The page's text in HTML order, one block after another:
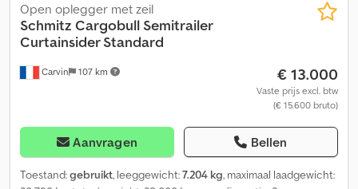
Carvin 107 km
Open oplegger met zeil
Schmitz Cargobull Semitrailer
Curtainsider Standard
€ 13.000
Vaste prijs excl. btw
(€ 15.600 bruto)
Aanvragen Bellen
Toestand:gebruikt, leeggewicht:7.204 kg, maximaal laadgewicht: